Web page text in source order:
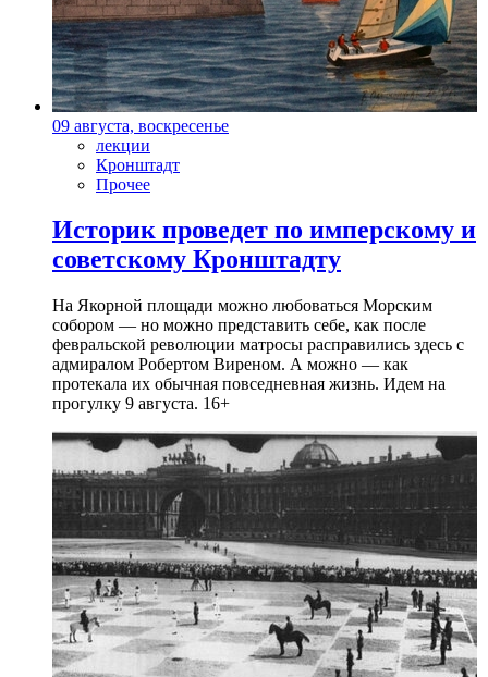
09 августа, воскресенье
лекции
Кронштадт
Прочее
Историк проведет по имперскому и
советскому Кронштадту
На Якорной площади можно любоваться Морским
собором — но можно представить себе, как после
февральской революции матросы расправились здесь с
адмиралом Робертом Виреном. А можно — как
протекала их обычная повседневная жизнь. Идем на
прогулку 9 августа. 16+